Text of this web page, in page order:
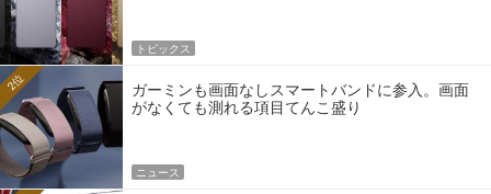
トピックス
ガーミンも画面なしスマートバンドに参入。画面
がなくても測れる項目てんこ盛り
2位
ニュース